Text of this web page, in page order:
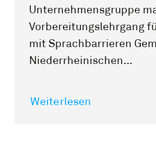
Unternehmensgruppe
Vorbereitungslehrgang
mit Sprachbarrieren
Niederrheinischen...
Weiterlesen